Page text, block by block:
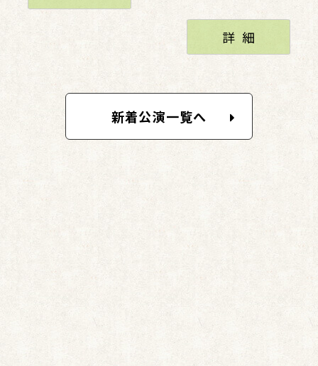
詳細
新着公演一覧へ